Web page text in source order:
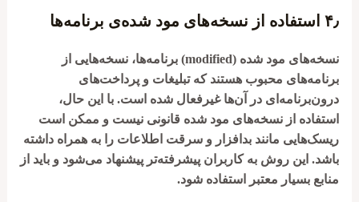
۴٫ استفاده از نسخه‌های مود شده‌ی برنامه‌ها
نسخه‌های مود شده (modified) برنامه‌ها، نسخه‌هایی از
برنامه‌های محبوب هستند که تبلیغات و پرداخت‌های
درون‌برنامه‌ای در آن‌ها غیرفعال شده است. با این حال،
استفاده از نسخه‌های مود شده قانونی نیست و ممکن است
ریسک‌هایی مانند بدافزار و سرقت اطلاعات را به همراه داشته
باشد. این روش به کاربران پیشرفته‌تر پیشنهاد می‌شود و باید از
منابع بسیار معتبر استفاده شود.